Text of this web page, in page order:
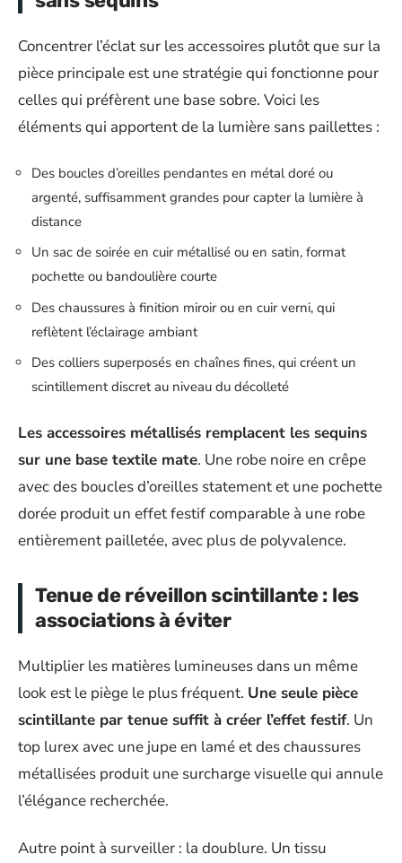
Concentrer l’éclat sur les accessoires plutôt que sur la
pièce principale est une stratégie qui fonctionne pour
celles qui préfèrent une base sobre. Voici les
éléments qui apportent de la lumière sans paillettes :
Des boucles d’oreilles pendantes en métal doré ou
argenté, suffisamment grandes pour capter la lumière à
distance
Un sac de soirée en cuir métallisé ou en satin, format
pochette ou bandoulière courte
Des chaussures à finition miroir ou en cuir verni, qui
reflètent l’éclairage ambiant
Des colliers superposés en chaînes fines, qui créent un
scintillement discret au niveau du décolleté
Les accessoires métallisés remplacent les sequins
sur une base textile mate. Une robe noire en crêpe
avec des boucles d’oreilles statement et une pochette
dorée produit un effet festif comparable à une robe
entièrement pailletée, avec plus de polyvalence.
Tenue de réveillon scintillante : les
associations à éviter
Multiplier les matières lumineuses dans un même
look est le piège le plus fréquent. Une seule pièce
scintillante par tenue suffit à créer l’effet festif. Un
top lurex avec une jupe en lamé et des chaussures
métallisées produit une surcharge visuelle qui annule
l’élégance recherchée.
Autre point à surveiller : la doublure. Un tissu